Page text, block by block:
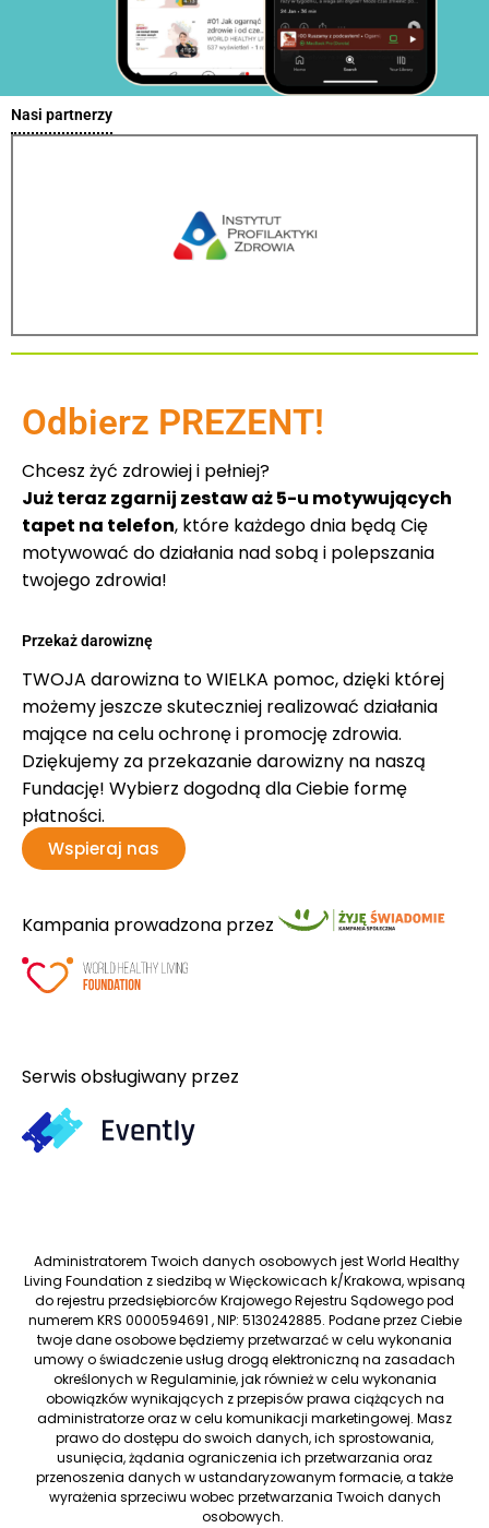
#25 Królowa witamin - co warto wiedzieć o
#22 Co zrobić, by Twoje dziecko nie chorowało?
#20 Na czym polega post przerywany i czy jest
#19 Jakie badania profilaktyczne powinien
#18 Ochota na słodkie i słone. Co mówi o Tobie
#17 Jak dbać o skórę latem?
#14 Świadome rodzicielstwo–czyli o tym, jak
#13 O świadomości i kulisach programu
#12 O czym może świadczyć ciągłe zmęczenie?
#10 Jak oczyścić organizm z toksyn?
#07 Zdrowe nawyki - jak w nich wytrwać, by
#06 Jak żyć zdrowo i szczęśliwie? Poznaj zdrowe
#04 Zdrowe nawyki - czym są i jak je ogarnąć?
#03 Nawyk wytrwałości - czyli jak się nie poddać?
#02 Jak ogarnąć swoją odporność?
#01 Jak ogarnąć zdrowie i od czego zacząć?
#00 - Ruszamy z podcastem Ogarnij Zdrowie!
Nasi partnerzy
Odbierz PREZENT!
Chcesz żyć zdrowiej i pełniej?
Już teraz zgarnij zestaw aż 5-u motywujących
tapet na telefon, które każdego dnia będą Cię
motywować do działania nad sobą i polepszania
twojego zdrowia!
Przekaż darowiznę
TWOJA darowizna to WIELKA pomoc, dzięki której
możemy jeszcze skuteczniej realizować działania
mające na celu ochronę i promocję zdrowia.
Dziękujemy za przekazanie darowizny na naszą
Fundację! Wybierz dogodną dla Ciebie formę
płatności.
Wspieraj nas
Kampania prowadzona przez
Serwis obsługiwany przez
Administratorem Twoich danych osobowych jest World Healthy
Living Foundation z siedzibą w Więckowicach k/Krakowa, wpisaną
do rejestru przedsiębiorców Krajowego Rejestru Sądowego pod
numerem KRS 0000594691 , NIP: 5130242885. Podane przez Ciebie
twoje dane osobowe będziemy przetwarzać w celu wykonania
umowy o świadczenie usług drogą elektroniczną na zasadach
określonych w Regulaminie, jak również w celu wykonania
obowiązków wynikających z przepisów prawa ciążących na
administratorze oraz w celu komunikacji marketingowej. Masz
prawo do dostępu do swoich danych, ich sprostowania,
usunięcia, żądania ograniczenia ich przetwarzania oraz
przenoszenia danych w ustandaryzowanym formacie, a także
wyrażenia sprzeciwu wobec przetwarzania Twoich danych
osobowych.